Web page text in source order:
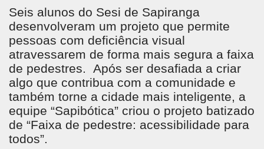
Seis alunos do Sesi de Sapiranga
desenvolveram um projeto que permite
pessoas com deficiência visual
atravessarem de forma mais segura a faixa
de pedestres. Após ser desafiada a criar
algo que contribua com a comunidade e
também torne a cidade mais inteligente, a
equipe “Sapibótica” criou o projeto batizado
de “Faixa de pedestre: acessibilidade para
todos”.